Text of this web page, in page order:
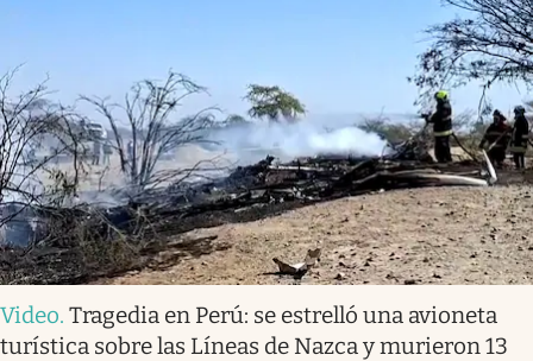
Video. Tragedia en Perú: se estrelló una avioneta
turística sobre las Líneas de Nazca y murieron 13